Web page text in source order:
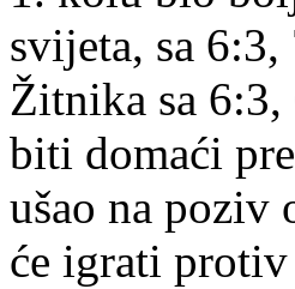
svijeta, sa
Žitnika sa
biti domaći
ušao na poziv
će igrati